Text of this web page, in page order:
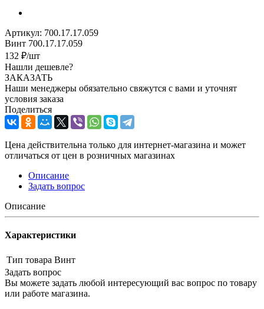
Артикул: 700.17.17.059
Винт 700.17.17.059
132 ₽/шт
Нашли дешевле?
ЗАКАЗАТЬ
Наши менеджеры обязательно свяжутся с вами и уточнят
условия заказа
Поделиться
Цена действительна только для интернет-магазина и может
отличаться от цен в розничных магазинах
Описание
Задать вопрос
Описание
Характеристики
Тип товара Винт
Задать вопрос
Вы можете задать любой интересующий вас вопрос по товару
или работе магазина.